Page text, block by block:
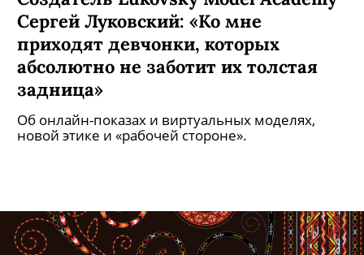
Сегодня в Петербурге пройдет
гаражная распродажа «Круговорот
шмота»
Продавать будут винтаж, брендовую и
кастомную одежду.